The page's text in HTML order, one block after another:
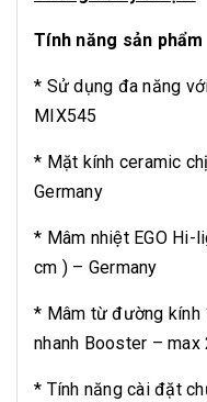
Tính năng sản phẩm
* Sử dụng đa năng
MIX545
* Mặt kính ceramic
Germany
* Mâm nhiệt EGO
cm ) – Germany
* Mâm từ đường kính
nhanh Booster – max
* Tính năng cài đặt